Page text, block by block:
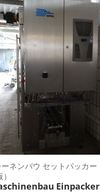
ネンバウ セットパッカー
Einpacker